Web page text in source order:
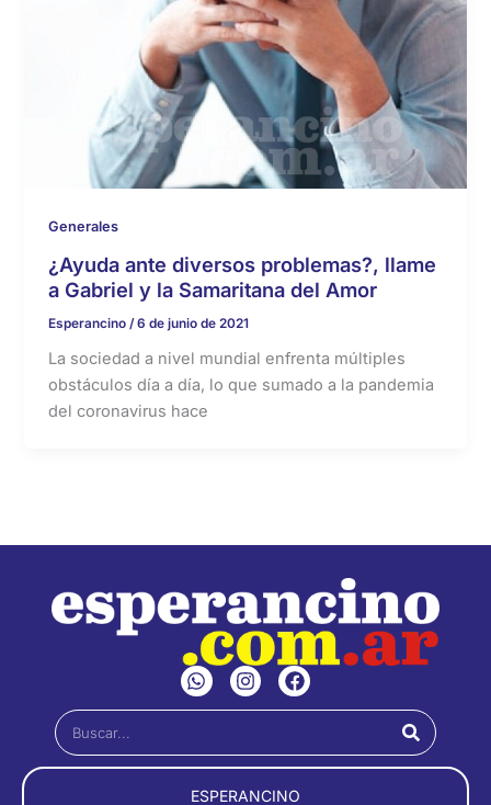
Generales
¿Ayuda ante diversos problemas?, llame
a Gabriel y la Samaritana del Amor
Esperancino /6 de junio de 2021
La sociedad a nivel mundial enfrenta múltiples
obstáculos día a día, lo que sumado a la pandemia
del coronavirus hace
W
h
a
s
a
p
I
n
s
a
g
r
F
a
c
b
o
o
Buscar
ESPERANCINO